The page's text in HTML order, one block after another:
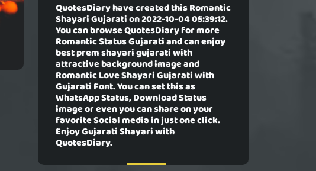
QuotesDiary have created thisRomantic
Shayari Gujaration 2022-10-04 05:39:12.
You can browse QuotesDiary for more
Romantic Status Gujarati and can enjoy
best prem shayari gujarati with
attractive background image and
Romantic Love Shayari Gujarati with
Gujarati Font. You can set this as
WhatsApp Status, Download Status
image or even you can share on your
favorite Social media in just one click.
Enjoy Gujarati Shayari with
QuotesDiary.